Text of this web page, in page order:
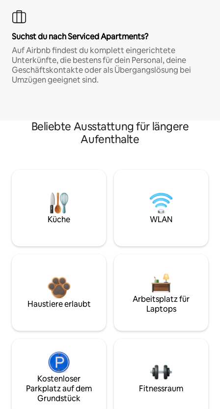
Suchst du nach Serviced Apartments?
Auf Airbnb findest du komplett eingerichtete
Unterkünfte, die bestens für dein Personal, deine
Geschäftskontakte oder als Übergangslösung bei
Umzügen geeignet sind.
Beliebte Ausstattung für längere
Aufenthalte
Küche WLAN
Haustiere erlaubt
Arbeitsplatz für
Laptops
Kostenloser
Parkplatz auf dem
Grundstück
Fitnessraum